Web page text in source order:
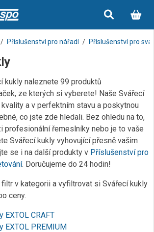
Příslušenství pro nářadí Příslušenství pro
kukly naleznete 99 produktů
ze kterých si vyberete! Naše Svářecí
a v perfektním stavu a poskytnou
co jste zde hledali. Bez ohledu na to,
profesionální řemeslníky nebo je to vaše
Svářecí kukly vyhovující přesně vašim
se i na další produkty v Příslušenství pro
. Doručujeme do 24 hodin!
v kategorii a vyfiltrovat si Svářecí kukly
ceny.
EXTOL CRAFT
EXTOL PREMIUM